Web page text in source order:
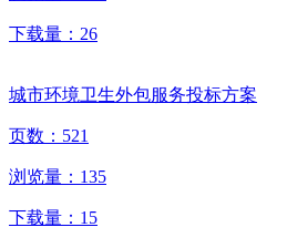
下载量： 26
城市环境卫生外包服务投标方案
页数： 521
浏览量： 135
下载量： 15